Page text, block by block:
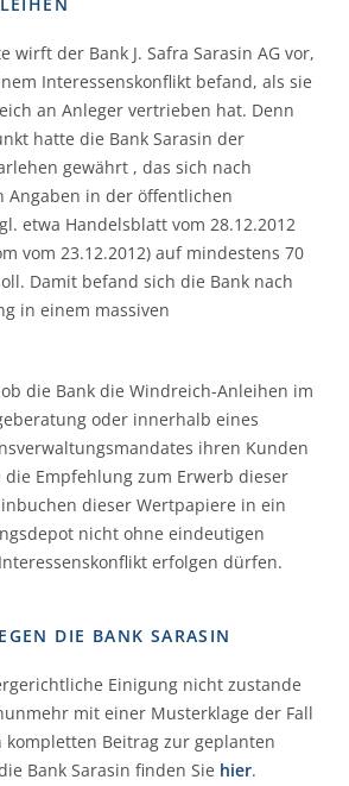
wirft der Bank J. Safra Sarasin AG vor,
Interessenskonflikt befand, als sie
an Anleger vertrieben hat. Denn
hatte die Bank Sarasin der
gewährt , das sich nach
Angaben in der öffentlichen
etwa Handelsblatt vom 28.12.2012
vom 23.12.2012) auf mindestens 70
Damit befand sich die Bank nach
in einem massiven
die Bank die Windreich-Anleihen im
oder innerhalb eines
ihren Kunden
Empfehlung zum Erwerb dieser
dieser Wertpapiere in ein
nicht ohne eindeutigen
erfolgen dürfen.
DIE BANK SARASIN
Einigung nicht zustande
mit einer Musterklage der Fall
kompletten Beitrag zur geplanten
Bank Sarasin finden Sie hier.